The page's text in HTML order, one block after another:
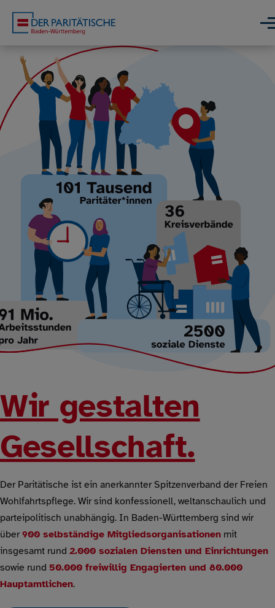
Wir gestalten
Gesellschaft.
Der Paritätische ist ein anerkannter Spitzenverband der Freien
Wohlfahrtspflege. Wir sind konfessionell, weltanschaulich und
parteipolitisch unabhängig. In Baden-Württemberg sind wir
über900 selbständige Mitgliedsorganisationen mit
insgesamt rund 2.000 sozialen Diensten und Einrichtungen
sowie rund 50.000 freiwillig Engagierten und 80.000
Hauptamtlichen.